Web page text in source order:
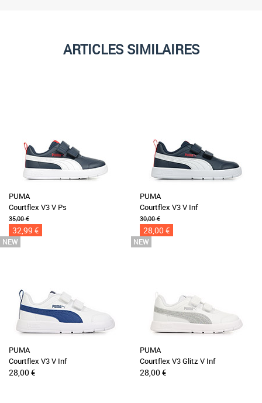
ARTICLES SIMILAIRES
PUMA
Courtflex V3 V Ps
35,00 €
32,99 €
PUMA
Courtflex V3 V Inf
30,00 €
28,00 €
PUMA
Courtflex V3 V Inf
28,00 €
PUMA
Courtflex V3 Glitz V Inf
28,00 €